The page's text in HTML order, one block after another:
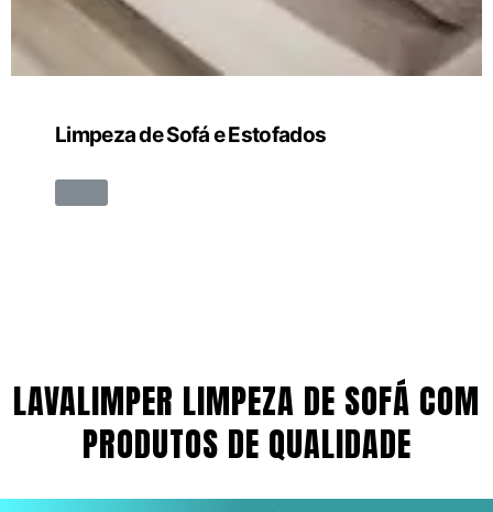
Limpeza de Sofá e Estofados
LAVALIMPER LIMPEZA DE SOFÁ COM
PRODUTOS DE QUALIDADE